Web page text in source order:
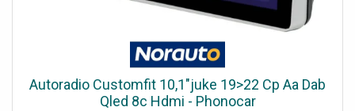
Autoradio Customfit 10,1"juke 19>22 Cp Aa Dab
Qled 8c Hdmi - Phonocar